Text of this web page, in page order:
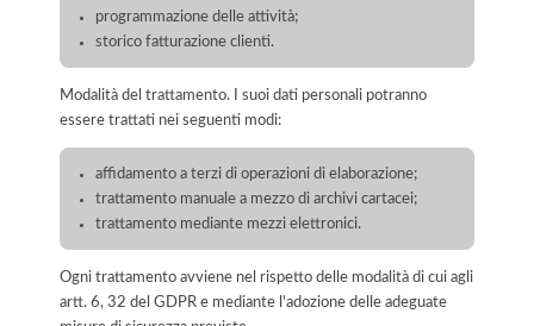
programmazione delle attività;
storico fatturazione clienti.
Modalità del trattamento. I suoi dati personali potranno
essere trattati nei seguenti modi:
affidamento a terzi di operazioni di elaborazione;
trattamento manuale a mezzo di archivi cartacei;
trattamento mediante mezzi elettronici.
Ogni trattamento avviene nel rispetto delle modalità di cui agli
artt. 6, 32 del GDPR e mediante l'adozione delle adeguate